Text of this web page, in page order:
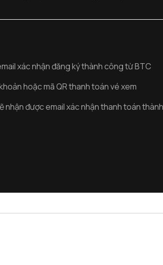
xác nhận đăng ký thành công từ BTC
hoặc mã QR thanh toán vé xem
nhận được email xác nhận thanh toán